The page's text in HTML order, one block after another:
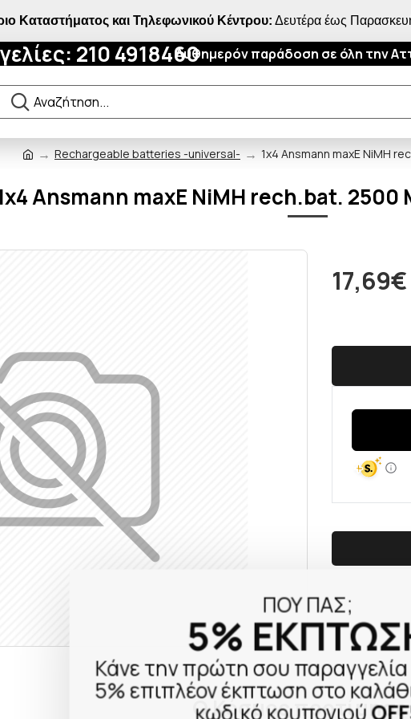
ΠΟΥ ΠΑΣ;
5%
Κάνε την πρώτη σου παραγγελία
5% επιπλέον έκπτωση στο
κωδικό κουπονιού
Καταστήματος και Τηλεφωνικού Κέντρου: Δευτέρα έως
210 4918460Αυθημερόν παράδοση σε όλη την
Rechargeable batteries -universal- 1x4 Ansmann maxE NiMH
Ansmann maxE NiMH rech.bat. 2500
17,69€
Ο Κόσμος προτίμησε